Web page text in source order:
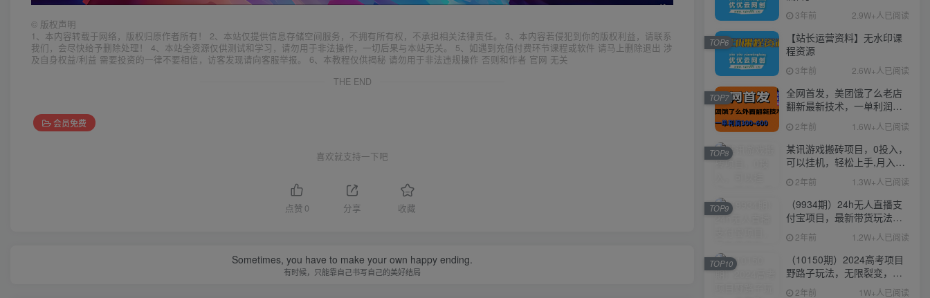
© 版权声明
1、本内容转载于网络，版权归原作者所有！ 2、本站仅提供信息存储空间服务，不拥有所有权，不承担相关法律责任。 3、本内容若侵犯到你的版权利益，请联系
我们，会尽快给予删除处理！ 4、本站全资源仅供测试和学习，请勿用于非法操作，一切后果与本站无关。 5、如遇到充值付费环节课程或软件 请马上删除退出 涉
及自身权益/利益 需要投资的一律不要相信，访客发现请向客服举报。 6、本教程仅供揭秘 请勿用于非法违规操作 否则和作者 官网 无关
THE END
会员免费
喜欢就支持一下吧
点赞 0 分享 收藏
Sometimes, you have to make your own happy ending.
有时候，只能靠自己书写自己的美好结局
3年前 2.9W+人已阅读
【站长运营资料】无水印课
程资源
3年前 2.6W+人已阅读
TOP6
全网首发，美团饿了么老店
翻新最新技术，一单利润
300-600
2年前 1.6W+人已阅读
TOP7
某讯游戏搬砖项目，0投入，
可以挂机，轻松上手,月入
3000+上不封顶
2年前 1.3W+人已阅读
TOP8
（9934期）24h无人直播支
付宝项目，最新带货玩法，
纯躺赚实测日入500+
2年前 1.2W+人已阅读
TOP9
（10150期）2024高考项目
野路子玩法，无限裂变，最
高一天1W＋！
2年前 1W+人已阅读
TOP10